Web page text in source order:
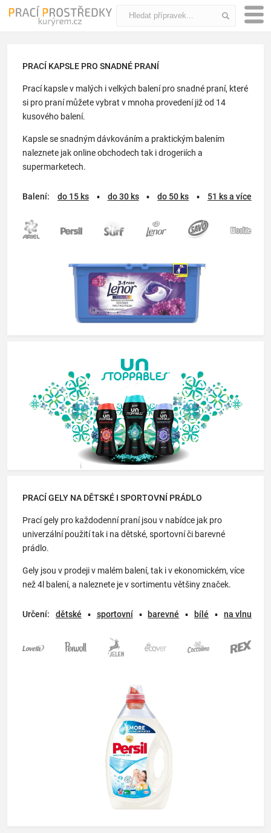
PRACÍ KAPSLE PRO SNADNÉ PRANÍ
Prací kapsle v malých i velkých balení pro snadné praní, které
si pro praní můžete vybrat v mnoha provedení již od 14
kusového balení.
Kapsle se snadným dávkováním a praktickým balením
naleznete jak online obchodech tak i drogeriích a
supermarketech.
Balení: do 15 ks ▪ do 30 ks ▪ do 50 ks ▪ 51 ks a více
PRACÍ GELY NA DĚTSKÉ I SPORTOVNÍ PRÁDLO
Prací gely pro každodenní praní jsou v nabídce jak pro
univerzální použití tak i na dětské, sportovní či barevné
prádlo.
Gely jsou v prodeji v malém balení, tak i v ekonomickém, více
než 4l balení, a naleznete je v sortimentu většiny značek.
Určení: dětské ▪ sportovní ▪ barevné ▪ bílé ▪ na vlnu